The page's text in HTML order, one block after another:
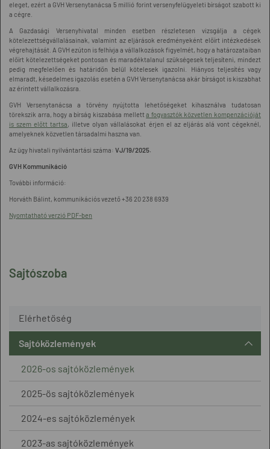
Sajtószoba
Elérhetőség
Sajtóközlemények
2026-os sajtóközlemények
2025-ös sajtóközlemények
2024-es sajtóközlemények
2023-as sajtóközlemények
eleget, ezért a GVH Versenytanácsa 5 millió forint versenyfelügyeleti bírságot szabott ki
a cégre.
A Gazdasági Versenyhivatal minden esetben részletesen vizsgálja a cégek
kötelezettségvállalásainak, valamint az eljárások eredményeként előírt intézkedések
végrehajtását. A GVH ezúton is felhívja a vállalkozások figyelmét, hogy a határozataiban
előírt kötelezettségeket pontosan és maradéktalanul szükségesek teljesíteni, mindezt
pedig megfelelően és határidőn belül kötelesek igazolni. Hiányos teljesítés vagy
elmaradt, késedelmes igazolás esetén a GVH Versenytanácsa akár bírságot is kiszabhat
az érintett vállalkozásra.
GVH Versenytanácsa a törvény nyújtotta lehetőségeket kihasználva tudatosan
törekszik arra, hogy a bírság kiszabása melletta fogyasztók közvetlen kompenzációját
is szem előtt tartsa, illetve olyan vállalásokat érjen el az eljárás alá vont cégeknél,
amelyeknek közvetlen társadalmi haszna van.
Az ügy hivatali nyilvántartási száma: VJ/19/2025.
GVH Kommunikáció
További információ:
Horváth Bálint, kommunikációs vezető +36 20 238 6939
Nyomtatható verzió PDF-ben